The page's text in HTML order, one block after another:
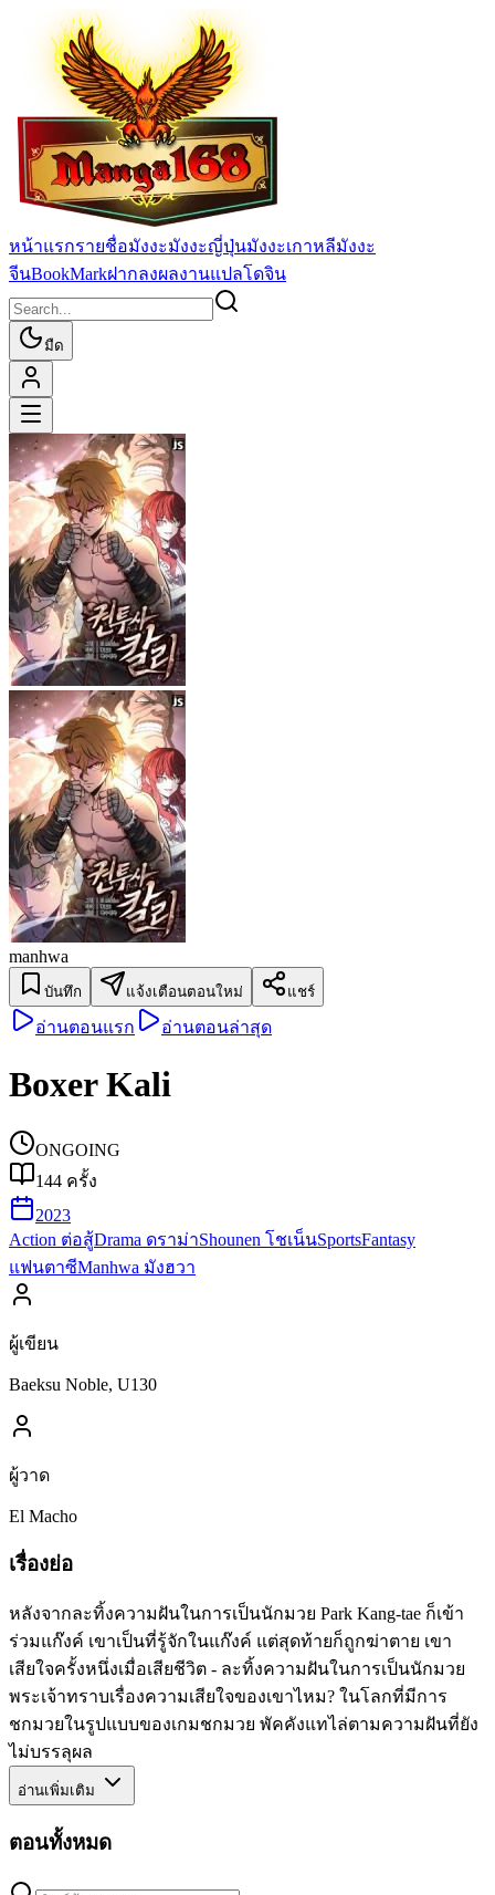
หน้าแรกรายชื่อมังงะมังงะญี่ปุ่นมังงะเกาหลีมังงะ
จีนBookMarkฝากลงผลงานแปลโดจิน
มืด
manhwa
บันทึก แจ้งเตือนตอนใหม่ แชร์
อ่านตอนแรก อ่านตอนล่าสุด
Boxer Kali
ONGOING
144 ครั้ง
2023
Action ต่อสู้Drama ดราม่าShounen โชเน็นSportsFantasy
แฟนตาซีManhwa มังฮวา
ผู้เขียน
Baeksu Noble, U130
ผู้วาด
El Macho
เรื่องย่อ
หลังจากละทิ้งความฝันในการเป็นนักมวย Park Kang-tae ก็เข้า
ร่วมแก๊งค์ เขาเป็นที่รู้จักในแก๊งค์ แต่สุดท้ายก็ถูกฆ่าตาย เขา
เสียใจครั้งหนึ่งเมื่อเสียชีวิต - ละทิ้งความฝันในการเป็นนักมวย
พระเจ้าทราบเรื่องความเสียใจของเขาไหม? ในโลกที่มีการ
ชกมวยในรูปแบบของเกมชกมวย พัคคังแทไล่ตามความฝันที่ยัง
ไม่บรรลุผล
อ่านเพิ่มเติม
ตอนทั้งหมด